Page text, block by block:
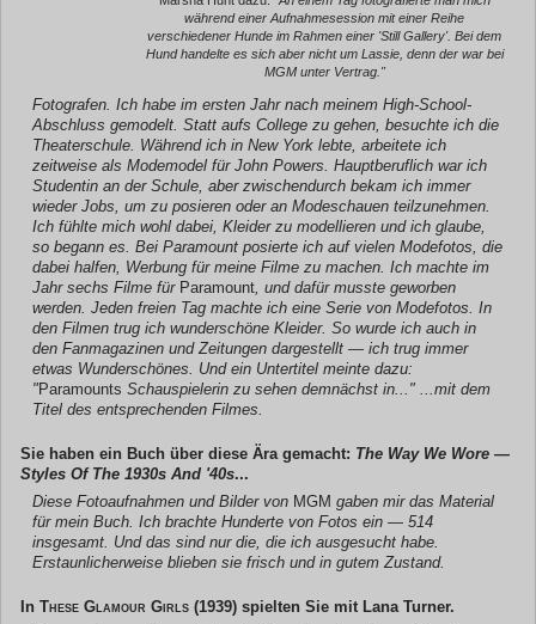
während einer Aufnahmesession mit einer Reihe
verschiedener Hunde im Rahmen einer 'Still Gallery'. Bei dem
Hund handelte es sich aber nicht um Lassie, denn der war bei
MGM unter Vertrag."
Fotografen. Ich habe im ersten Jahr nach meinem High-School-
Abschluss gemodelt. Statt aufs College zu gehen, besuchte ich die
Theaterschule. Während ich in New York lebte, arbeitete ich
zeitweise als Modemodel für John Powers. Hauptberuflich war ich
Studentin an der Schule, aber zwischendurch bekam ich immer
wieder Jobs, um zu posieren oder an Modeschauen teilzunehmen.
Ich fühlte mich wohl dabei, Kleider zu modellieren und ich glaube,
so begann es. Bei Paramount posierte ich auf vielen Modefotos, die
dabei halfen, Werbung für meine Filme zu machen. Ich machte im
Jahr sechs Filme für Paramount , und dafür musste geworben
werden. Jeden freien Tag machte ich eine Serie von Modefotos. In
den Filmen trug ich wunderschöne Kleider. So wurde ich auch in
den Fanmagazinen und Zeitungen dargestellt — ich trug immer
etwas Wunderschönes. Und ein Untertitel meinte dazu:
"Paramounts Schauspielerin zu sehen demnächst in..." ...mit dem
Titel des entsprechenden Filmes.
Sie haben ein Buch über diese Ära gemacht: The Way We Wore —
Styles Of The 1930s And '40s...
Diese Fotoaufnahmen und Bilder von MGM gaben mir das Material
für mein Buch. Ich brachte Hunderte von Fotos ein — 514
insgesamt. Und das sind nur die, die ich ausgesucht habe.
Erstaunlicherweise blieben sie frisch und in gutem Zustand.
In These Glamour Girls (1939) spielten Sie mit Lana Turner.